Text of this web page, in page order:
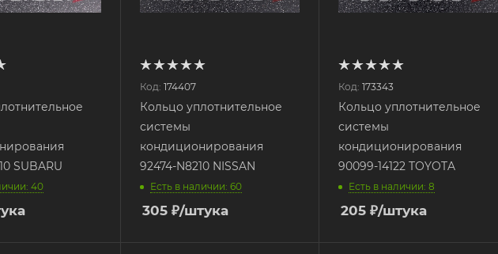
SUBARU
40
Код: 174407
Кольцо уплотнительное
системы
кондиционирования
92474-N8210 NISSAN
Есть в наличии: 60
305₽/штука
Код: 173343
Кольцо уплотнительное
системы
кондиционирования
90099-14122 TOYOTA
Есть в наличии: 8
205 ₽/штука